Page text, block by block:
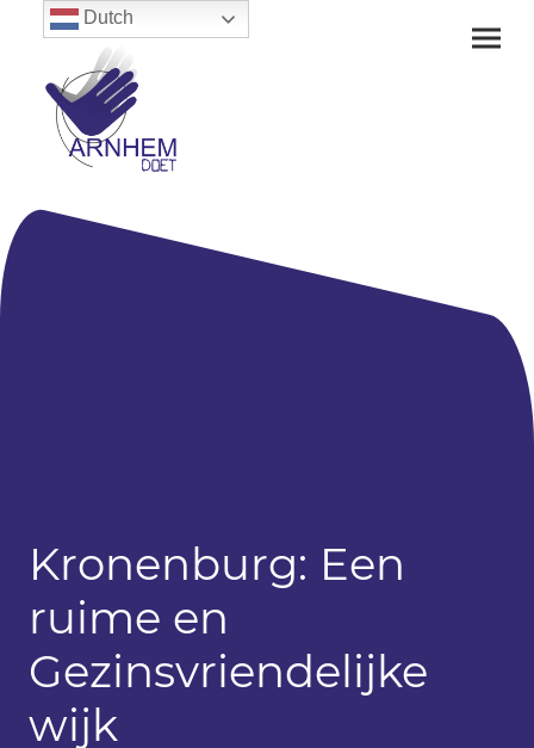
Kronenburg: Een
ruime en
Gezinsvriendelijke
wijk
Dutch